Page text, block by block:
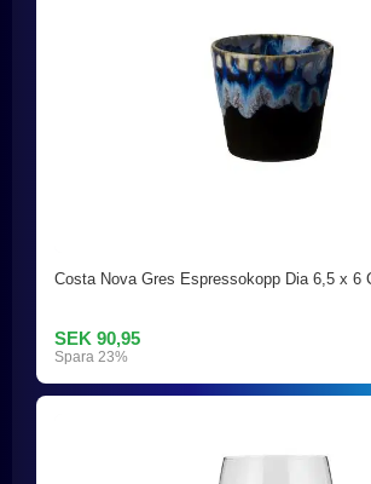
Costa Nova Gres Espressokopp Dia 6,5 x 6
SEK 90,95
Spara 23%